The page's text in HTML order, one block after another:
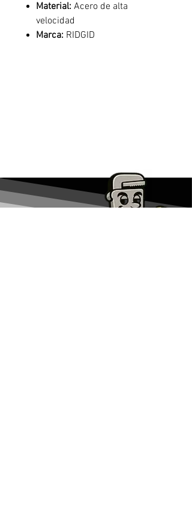
Material: Acero de alta
velocidad
Marca: RIDGID